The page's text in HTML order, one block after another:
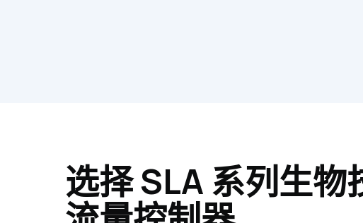
选择 SLA 系列生物